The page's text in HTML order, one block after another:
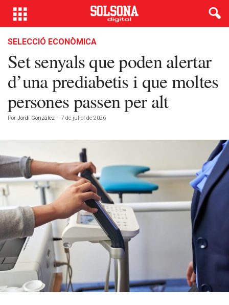
SELECCIÓ ECONÒMICA
Set senyals que poden alertar
d’una prediabetis i que moltes
persones passen per alt
Por Jordi González - 7 de juliol de 2026